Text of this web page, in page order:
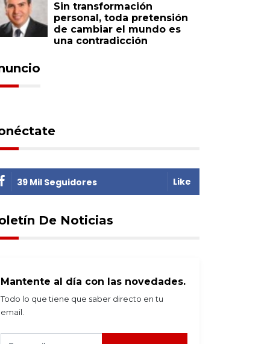
Sin transformación
personal, toda pretensión
de cambiar el mundo es
una contradicción
39 Mil Seguidores Like
De Noticias
Mantente al día con las novedades.
Todo lo que tiene que saber directo en tu
email.